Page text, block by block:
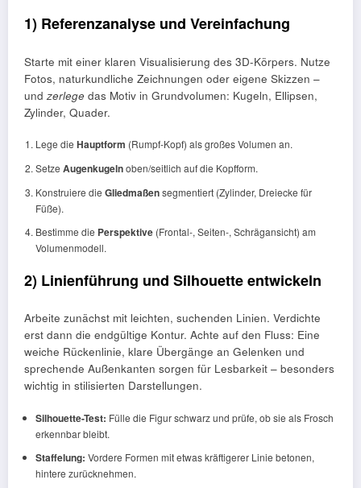
1) Referenzanalyse und Vereinfachung
Starte mit einer klaren Visualisierung des 3D-Körpers. Nutze
Fotos, naturkundliche Zeichnungen oder eigene Skizzen –
und zerlege das Motiv in Grundvolumen: Kugeln, Ellipsen,
Zylinder, Quader.
Lege die Hauptform (Rumpf-Kopf) als großes Volumen an.
Setze Augenkugelnoben/seitlich auf die Kopfform.
Konstruiere die Gliedmaßensegmentiert (Zylinder, Dreiecke für
Füße).
Bestimme die Perspektive(Frontal-, Seiten-, Schrägansicht) am
Volumenmodell.
2) Linienführung und Silhouette entwickeln
Arbeite zunächst mit leichten, suchenden Linien. Verdichte
erst dann die endgültige Kontur. Achte auf den Fluss: Eine
weiche Rückenlinie, klare Übergänge an Gelenken und
sprechende Außenkanten sorgen für Lesbarkeit – besonders
wichtig in stilisierten Darstellungen.
Silhouette-Test: Fülle die Figur schwarz und prüfe, ob sie als Frosch
erkennbar bleibt.
Staffelung: Vordere Formen mit etwas kräftigerer Linie betonen,
hintere zurücknehmen.